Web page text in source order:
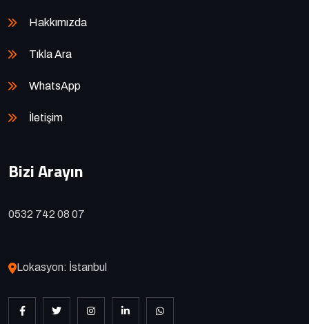
Hakkımızda
Tıkla Ara
WhatsApp
İletişim
Bizi Arayın
0532 742 08 07
Lokasyon: İstanbul